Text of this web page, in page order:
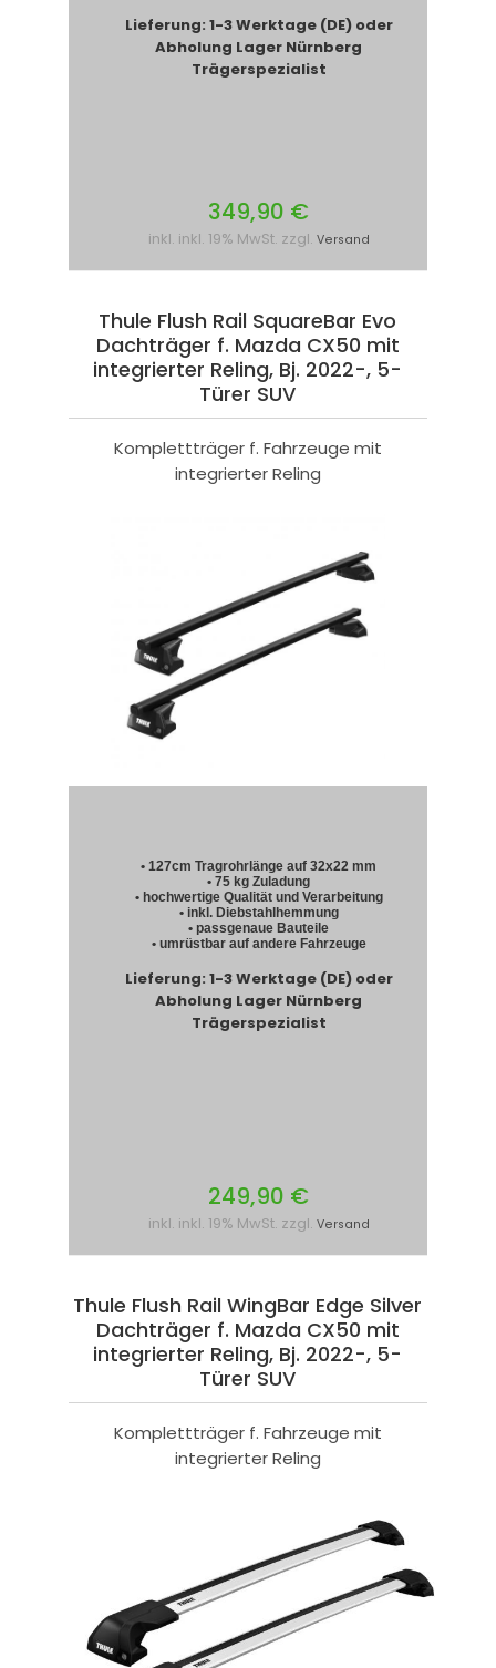
Lieferung: 1-3 Werktage (DE) oder
Abholung Lager Nürnberg
Trägerspezialist
349,90 €
inkl. inkl. 19% MwSt. zzgl. Versand
Thule Flush Rail SquareBar Evo
Dachträger f. Mazda CX50 mit
integrierter Reling, Bj. 2022-, 5-
Türer SUV
Komplettträger f. Fahrzeuge mit
integrierter Reling
•127cmTragrohrlänge auf 32x22 mm
• 75 kg Zuladung
• hochwertige Qualität und Verarbeitung
• inkl. Diebstahlhemmung
• passgenaue Bauteile
• umrüstbar auf andere Fahrzeuge
Lieferung: 1-3 Werktage (DE) oder
Abholung Lager Nürnberg
Trägerspezialist
249,90 €
inkl. inkl. 19% MwSt. zzgl. Versand
Thule Flush Rail WingBar Edge Silver
Dachträger f. Mazda CX50 mit
integrierter Reling, Bj. 2022-, 5-
Türer SUV
Komplettträger f. Fahrzeuge mit
integrierter Reling